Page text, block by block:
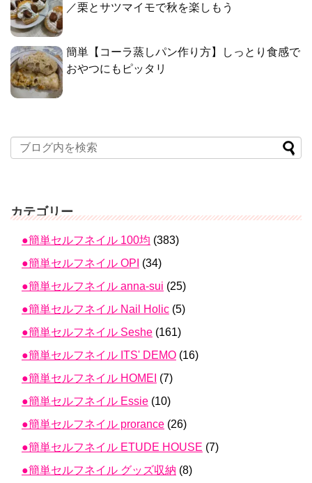
／栗とサツマイモで秋を楽しもう
簡単【コーラ蒸しパン作り方】しっとり食感で
おやつにもピッタリ
カテゴリー
●簡単セルフネイル 100均 (383)
●簡単セルフネイル OPI (34)
●簡単セルフネイル anna-sui (25)
●簡単セルフネイル Nail Holic (5)
●簡単セルフネイル Seshe (161)
●簡単セルフネイル ITS' DEMO (16)
●簡単セルフネイル HOMEI (7)
●簡単セルフネイル Essie (10)
●簡単セルフネイル prorance (26)
●簡単セルフネイル ETUDE HOUSE (7)
●簡単セルフネイル グッズ収納 (8)